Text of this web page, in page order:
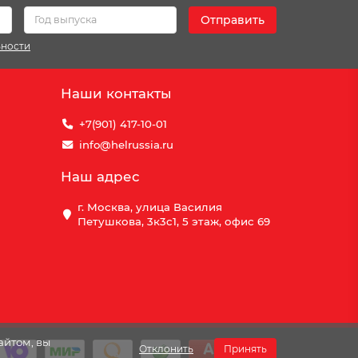
вы
Отклонить Принять
Отправить
Наши контакты
+7(901) 417-10-01
info@helrussia.ru
Наш адрес
г. Москва, улица Василия
Петушкова, 3к3c1, 5 этаж, офис 69